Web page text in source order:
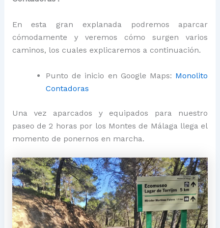
En esta gran explanada podremos aparcar
cómodamente y veremos cómo surgen varios
caminos, los cuales explicaremos a continuación.
Punto de inicio en Google Maps: Monolito
Contadoras
Una vez aparcados y equipados para nuestro
paseo de 2 horas por los Montes de Málaga llega el
momento de ponernos en marcha.